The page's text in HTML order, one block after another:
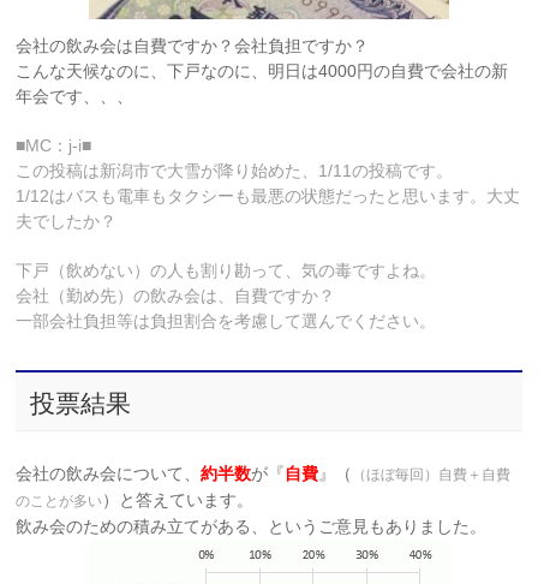
会社の飲み会は自費ですか？会社負担ですか？
こんな天候なのに、下戸なのに、明日は4000円の自費で会社の新
年会です、、、
■MC：j-i■
この投稿は新潟市で大雪が降り始めた、1/11の投稿です。
1/12はバスも電車もタクシーも最悪の状態だったと思います。大丈
夫でしたか？
下戸（飲めない）の人も割り勘って、気の毒ですよね。
会社（勤め先）の飲み会は、自費ですか？
一部会社負担等は負担割合を考慮して選んでください。
投票結果
会社の飲み会について、約半数が『自費』（
（ほぼ毎回）自費＋自費
のことが多い ）と答えています。
飲み会のための積み立てがある、というご意見もありました。